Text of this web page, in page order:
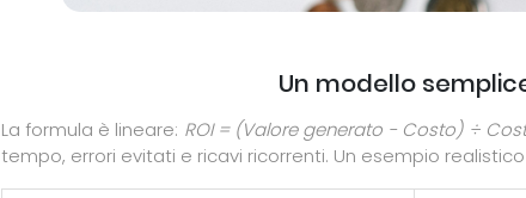
Un modello
La formula è lineare: ROI = (Valore generato − Costo) ÷
tempo, errori evitati e ricavi ricorrenti. Un esempio